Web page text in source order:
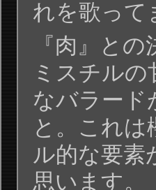
れを歌って
『肉』と
ミスチル
なバラード
と。これ
ル的な要素
思います。